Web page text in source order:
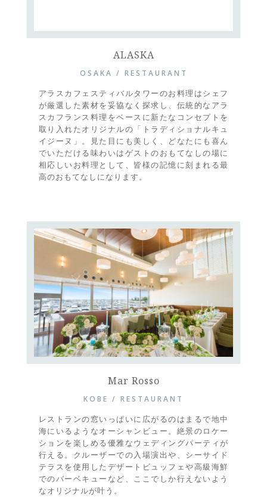
ALASKA
OSAKA / RESTAURANT
アラスカフェスティバルタワーのお料理はシェフ
が厳選した素材を妥協なく探求し、伝統的なアラ
スカフランス料理をベースに新たなコンセプトを
取り入れたオリジナルの「トラディショナルキュ
イジーヌ」。見た目にも美しく、どなたにも喜ん
でいただける味わいはゲストのおもてなしの場に
相応しいお料理として、皆様の記憶に刻まれる最
高のおもてなしになります。
Mar Rosso
KOBE / RESTAURANT
レストランの窓いっぱいに広がるのはまるで地中
海にいるようなオーシャンビュー。絶景のロケー
ションを楽しめる優雅なウェディングパーティが
行える。クルーザーでの入場演出や、シーサイド
テラスを使用したデザートビュッフェや高級海鮮
でのバーベキューなど、ここでしか行えないよう
なオリジナルが叶う。